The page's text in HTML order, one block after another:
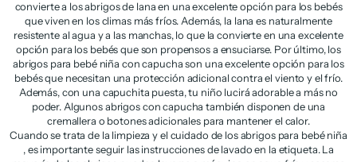
convierte a los abrigos de lana en una excelente opción para los bebés
que viven en los climas más fríos. Además, la lana es naturalmente
resistente al agua y a las manchas, lo que la convierte en una excelente
opción para los bebés que son propensos a ensuciarse. Por último, los
abrigos para bebé niña con capucha son una excelente opción para los
bebés que necesitan una protección adicional contra el viento y el frío.
Además, con una capuchita puesta, tu niño lucirá adorable a más no
poder. Algunos abrigos con capucha también disponen de una
cremallera o botones adicionales para mantener el calor.
Cuando se trata de la limpieza y el cuidado de los abrigos para bebé niña
, es importante seguir las instrucciones de lavado en la etiqueta. La